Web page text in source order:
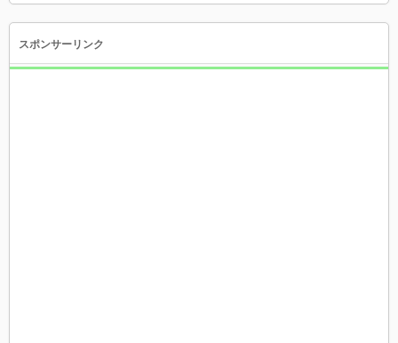
スポンサーリンク